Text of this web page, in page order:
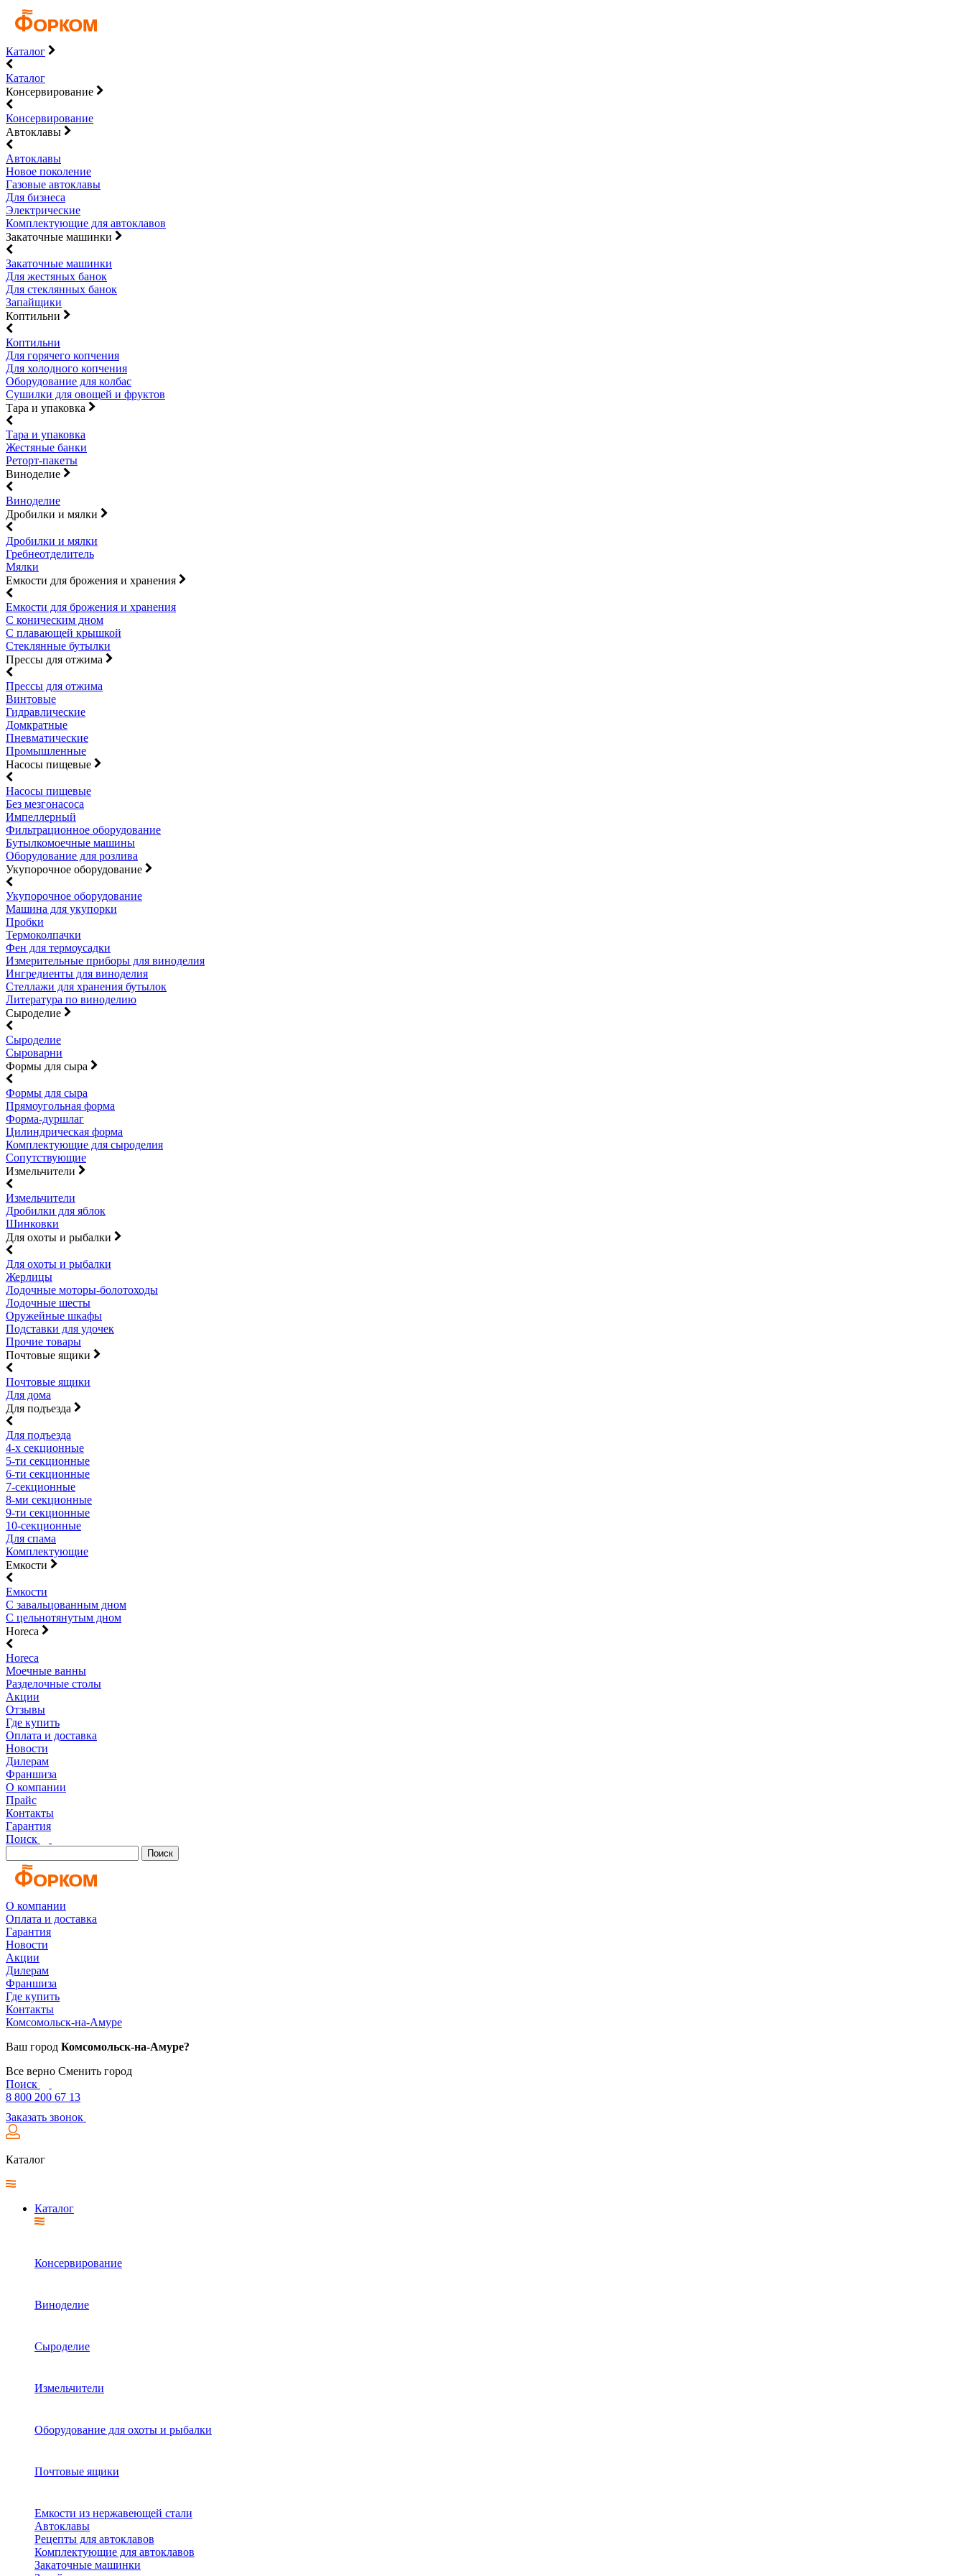
Каталог
Каталог
Консервирование
Консервирование
Автоклавы
Автоклавы
Новое поколение
Газовые автоклавы
Для бизнеса
Электрические
Комплектующие для автоклавов
Закаточные машинки
Закаточные машинки
Для жестяных банок
Для стеклянных банок
Запайщики
Коптильни
Коптильни
Для горячего копчения
Для холодного копчения
Оборудование для колбас
Сушилки для овощей и фруктов
Тара и упаковка
Тара и упаковка
Жестяные банки
Реторт-пакеты
Виноделие
Виноделие
Дробилки и мялки
Дробилки и мялки
Гребнеотделитель
Мялки
Емкости для брожения и хранения
Емкости для брожения и хранения
С коническим дном
С плавающей крышкой
Стеклянные бутылки
Прессы для отжима
Прессы для отжима
Винтовые
Гидравлические
Домкратные
Пневматические
Промышленные
Насосы пищевые
Насосы пищевые
Без мезгонасоса
Импеллерный
Фильтрационное оборудование
Бутылкомоечные машины
Оборудование для розлива
Укупорочное оборудование
Укупорочное оборудование
Машина для укупорки
Пробки
Термоколпачки
Фен для термоусадки
Измерительные приборы для виноделия
Ингредиенты для виноделия
Стеллажи для хранения бутылок
Литература по виноделию
Сыроделие
Сыроделие
Сыроварни
Формы для сыра
Формы для сыра
Прямоугольная форма
Форма-дуршлаг
Цилиндрическая форма
Комплектующие для сыроделия
Сопутствующие
Измельчители
Измельчители
Дробилки для яблок
Шинковки
Для охоты и рыбалки
Для охоты и рыбалки
Жерлицы
Лодочные моторы-болотоходы
Лодочные шесты
Оружейные шкафы
Подставки для удочек
Прочие товары
Почтовые ящики
Почтовые ящики
Для дома
Для подъезда
Для подъезда
4-х секционные
5-ти секционные
6-ти секционные
7-секционные
8-ми секционные
9-ти секционные
10-секционные
Для спама
Комплектующие
Емкости
Емкости
С завальцованным дном
С цельнотянутым дном
Horeca
Horeca
Моечные ванны
Разделочные столы
Акции
Отзывы
Где купить
Оплата и доставка
Новости
Дилерам
Франшиза
О компании
Прайс
Контакты
Гарантия
Поиск
Поиск
О компании
Оплата и доставка
Гарантия
Новости
Акции
Дилерам
Франшиза
Где купить
Контакты
Комсомольск-на-Амуре
Ваш город Комсомольск-на-Амуре?
Все верно Сменить город
Поиск
8 800 200 67 13
Заказать звонок
Каталог
Каталог
Консервирование
Виноделие
Сыроделие
Измельчители
Оборудование для охоты и рыбалки
Почтовые ящики
Емкости из нержавеющей стали
Автоклавы
Рецепты для автоклавов
Комплектующие для автоклавов
Закаточные машинки